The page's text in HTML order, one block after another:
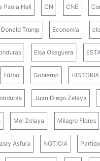
Paola Hall CN CNE
Donald Trump Economía
Elsa Oseguera
Fútbol Gobierno HISTORIA
Juan Diego Zelaya
Mel Zelaya Milagro Flores
Asfura NOTICIA